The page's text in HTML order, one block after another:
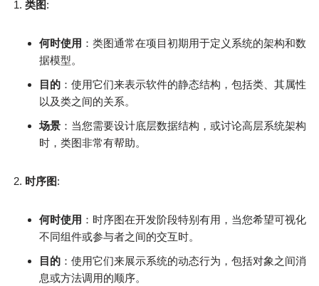
类图:
何时使用 ：类图通常在项目初期用于定义系统的架构和数
据模型。
目的 ：使用它们来表示软件的静态结构，包括类、其属性
以及类之间的关系。
场景 ：当您需要设计底层数据结构，或讨论高层系统架构
时，类图非常有帮助。
时序图:
何时使用 ：时序图在开发阶段特别有用，当您希望可视化
不同组件或参与者之间的交互时。
目的 ：使用它们来展示系统的动态行为，包括对象之间消
息或方法调用的顺序。